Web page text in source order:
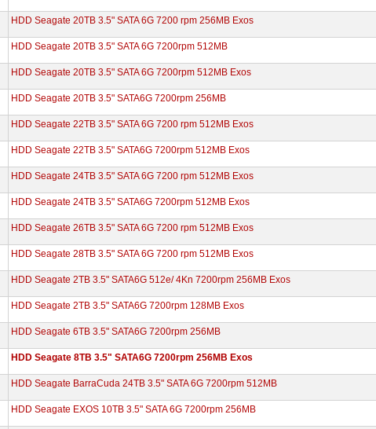
HDD Seagate 20TB 3.5" SATA 6G 7200 rpm 256MB Exos
HDD Seagate 20TB 3.5" SATA 6G 7200rpm 512MB
HDD Seagate 20TB 3.5" SATA 6G 7200rpm 512MB Exos
HDD Seagate 20TB 3.5" SATA6G 7200rpm 256MB
HDD Seagate 22TB 3.5" SATA 6G 7200 rpm 512MB Exos
HDD Seagate 22TB 3.5" SATA6G 7200rpm 512MB Exos
HDD Seagate 24TB 3.5" SATA 6G 7200 rpm 512MB Exos
HDD Seagate 24TB 3.5" SATA6G 7200rpm 512MB Exos
HDD Seagate 26TB 3.5" SATA 6G 7200 rpm 512MB Exos
HDD Seagate 28TB 3.5" SATA 6G 7200 rpm 512MB Exos
HDD Seagate 2TB 3.5" SATA6G 512e/ 4Kn 7200rpm 256MB Exos
HDD Seagate 2TB 3.5" SATA6G 7200rpm 128MB Exos
HDD Seagate 6TB 3.5" SATA6G 7200rpm 256MB
HDD Seagate 8TB 3.5" SATA6G 7200rpm 256MB Exos
HDD Seagate BarraCuda 24TB 3.5" SATA 6G 7200rpm 512MB
HDD Seagate EXOS 10TB 3.5" SATA 6G 7200rpm 256MB